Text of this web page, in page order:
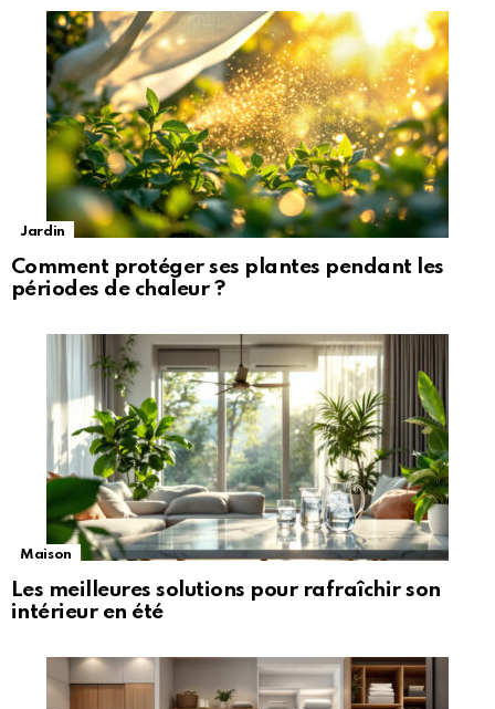
Jardin
Comment protéger ses plantes pendant les
périodes de chaleur ?
Maison
Les meilleures solutions pour rafraîchir son
intérieur en été